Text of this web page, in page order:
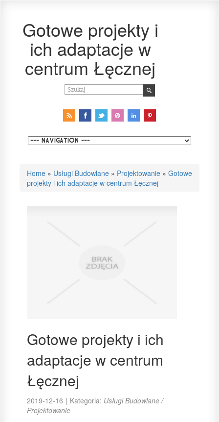
Gotowe projekty i
ich adaptacje w
centrum Łęcznej
Home » Usługi Budowlane » Projektowanie » Gotowe
projekty i ich adaptacje w centrum Łęcznej
Gotowe projekty i ich
adaptacje w centrum
Łęcznej
2019-12-16 | Kategoria: Usługi Budowlane /
Projektowanie